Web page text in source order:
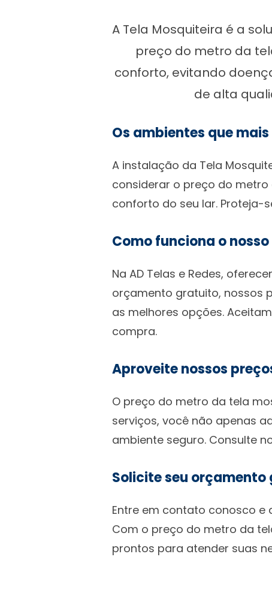
A Tela Mosquiteira é a
preço do metro da
conforto, evitando
de alta
Os ambientes que
A instalação da Tela
considerar o preço do metro
conforto do seu lar. Proteja-
Como funciona o
Na AD Telas e Redes,
orçamento gratuito, nossos
as melhores opções.
compra.
Aproveite nossos
O preço do metro da tela
serviços, você não apenas
ambiente seguro. Consulte
Solicite seu
Entre em contato conosco
Com o preço do metro da
prontos para atender suas